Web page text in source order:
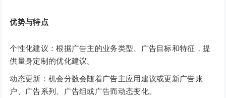
优势与特点
个性化建议：根据广告主的业务类型、广告目标和特征，提
供量身定制的优化建议。
动态更新：机会分数会随着广告主应用建议或更新广告账
户、广告系列、广告组或广告而动态变化。